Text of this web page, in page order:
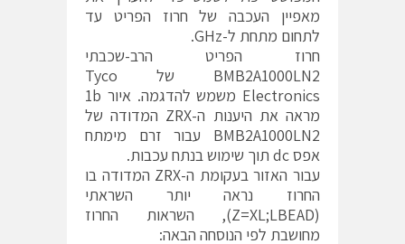
מאפיין העכבה של חרוז הפריט עד
לתחום מתחת ל-GHz.
חרוז הפריט הרב-שכבתי
BMB2A1000LN2 של Tyco
Electronics משמש להדגמה. איור 1b
מראה את היענות ה-ZRX המדודה של
BMB2A1000LN2 עבור זרם מימתח
אפס dc תוך שימוש בנתח עכבות.
עבור האזור בעקומת ה-ZRX המדודה בו
החרוז נראה יותר השראתי
(Z=XL;LBEAD), השראות החרוז
מחושבת לפי הנוסחה הבאה: